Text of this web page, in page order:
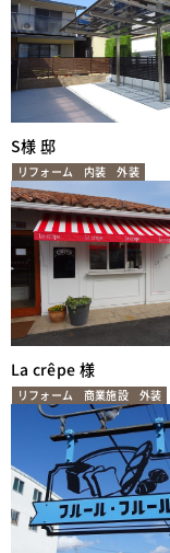
S様 邸
リフォーム 内装 外装
La crêpe 様
リフォーム 商業施設 外装